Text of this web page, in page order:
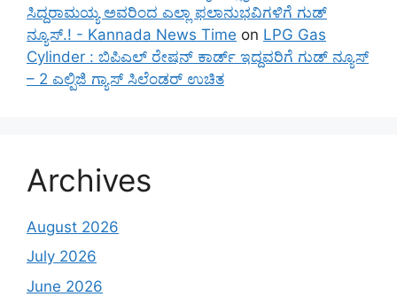
ಸಿದ್ದರಾಮಯ್ಯ ಅವರಿಂದ ಎಲ್ಲಾ ಫಲಾನುಭವಿಗಳಿಗೆ ಗುಡ್
ನ್ಯೂಸ್.! - Kannada News Time on LPG Gas
Cylinder : ಬಿಪಿಎಲ್ ರೇಷನ್ ಕಾರ್ಡ್ ಇದ್ದವರಿಗೆ ಗುಡ್ ನ್ಯೂಸ್
– 2 ಎಲ್ಪಿಜಿ ಗ್ಯಾಸ್ ಸಿಲೆಂಡರ್ ಉಚಿತ
Archives
August 2026
July 2026
June 2026